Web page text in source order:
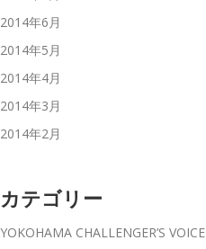
2014年6月
2014年5月
2014年4月
2014年3月
2014年2月
カテゴリー
YOKOHAMA CHALLENGER’S VOICE